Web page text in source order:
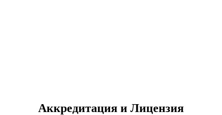
Аккредитация и Лицензия